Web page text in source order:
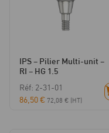
IPS – Pilier Multi-unit –
RI – HG 1.5
Réf: 2-31-01
86,50€ 72,08 € (HT)